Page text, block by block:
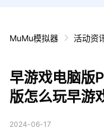
MuMu模拟器 活动资
早游戏电脑版
版怎么玩早游
2024-06-17